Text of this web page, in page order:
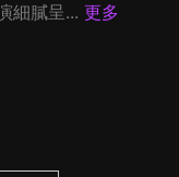
細膩呈... 更多